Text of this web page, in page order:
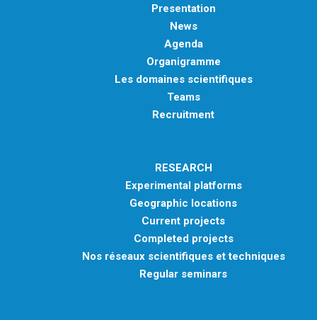
Presentation
News
Agenda
Organigramme
Les domaines scientifiques
Teams
Recruitment
RESEARCH
Experimental platforms
Geographic locations
Current projects
Completed projects
Nos réseaux scientifiques et techniques
Regular seminars